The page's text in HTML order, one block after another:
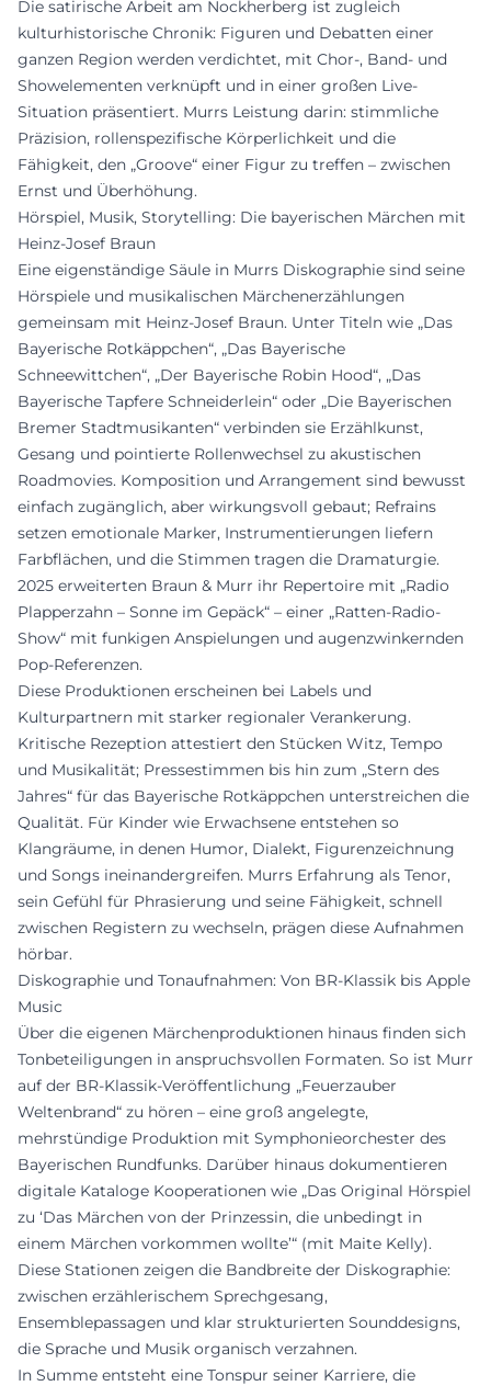
Die satirische Arbeit am Nockherberg ist zugleich
kulturhistorische Chronik: Figuren und Debatten einer
ganzen Region werden verdichtet, mit Chor-, Band- und
Showelementen verknüpft und in einer großen Live-
Situation präsentiert. Murrs Leistung darin: stimmliche
Präzision, rollenspezifische Körperlichkeit und die
Fähigkeit, den „Groove“ einer Figur zu treffen – zwischen
Ernst und Überhöhung.
Hörspiel, Musik, Storytelling: Die bayerischen Märchen mit
Heinz‑Josef Braun
Eine eigenständige Säule in Murrs Diskographie sind seine
Hörspiele und musikalischen Märchenerzählungen
gemeinsam mit Heinz-Josef Braun. Unter Titeln wie „Das
Bayerische Rotkäppchen“, „Das Bayerische
Schneewittchen“, „Der Bayerische Robin Hood“, „Das
Bayerische Tapfere Schneiderlein“ oder „Die Bayerischen
Bremer Stadtmusikanten“ verbinden sie Erzählkunst,
Gesang und pointierte Rollenwechsel zu akustischen
Roadmovies. Komposition und Arrangement sind bewusst
einfach zugänglich, aber wirkungsvoll gebaut; Refrains
setzen emotionale Marker, Instrumentierungen liefern
Farbflächen, und die Stimmen tragen die Dramaturgie.
2025 erweiterten Braun & Murr ihr Repertoire mit „Radio
Plapperzahn – Sonne im Gepäck“ – einer „Ratten-Radio-
Show“ mit funkigen Anspielungen und augenzwinkernden
Pop-Referenzen.
Diese Produktionen erscheinen bei Labels und
Kulturpartnern mit starker regionaler Verankerung.
Kritische Rezeption attestiert den Stücken Witz, Tempo
und Musikalität; Pressestimmen bis hin zum „Stern des
Jahres“ für das Bayerische Rotkäppchen unterstreichen die
Qualität. Für Kinder wie Erwachsene entstehen so
Klangräume, in denen Humor, Dialekt, Figurenzeichnung
und Songs ineinandergreifen. Murrs Erfahrung als Tenor,
sein Gefühl für Phrasierung und seine Fähigkeit, schnell
zwischen Registern zu wechseln, prägen diese Aufnahmen
hörbar.
Diskographie und Tonaufnahmen: Von BR-Klassik bis Apple
Music
Über die eigenen Märchenproduktionen hinaus finden sich
Tonbeteiligungen in anspruchsvollen Formaten. So ist Murr
auf der BR-Klassik-Veröffentlichung „Feuerzauber
Weltenbrand“ zu hören – eine groß angelegte,
mehrstündige Produktion mit Symphonieorchester des
Bayerischen Rundfunks. Darüber hinaus dokumentieren
digitale Kataloge Kooperationen wie „Das Original Hörspiel
zu ‘Das Märchen von der Prinzessin, die unbedingt in
einem Märchen vorkommen wollte’“ (mit Maite Kelly).
Diese Stationen zeigen die Bandbreite der Diskographie:
zwischen erzählerischem Sprechgesang,
Ensemblepassagen und klar strukturierten Sounddesigns,
die Sprache und Musik organisch verzahnen.
In Summe entsteht eine Tonspur seiner Karriere, die